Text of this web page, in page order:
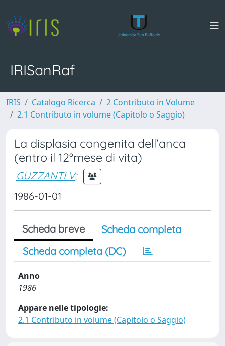
IRISanRaf
IRIS Catalogo Ricerca
2 Contributo in Volume
2.1 Contributo in volume (Capitolo o Saggio)
La displasia congenita dell'anca
(entro il 12°mese di vita)
GUZZANTI V;
1986-01-01
Scheda breve
Scheda completa
Scheda completa (DC)
Anno
1986
Appare nelle tipologie:
2.1 Contributo in volume (Capitolo o Saggio)